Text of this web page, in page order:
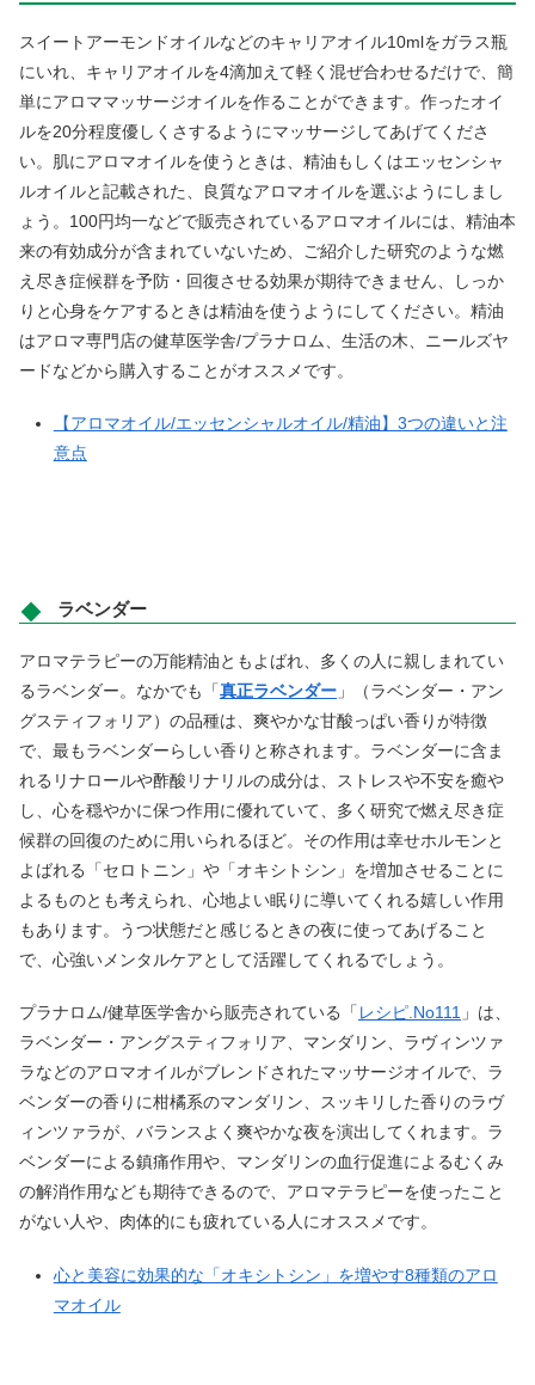
スイートアーモンドオイルなどのキャリアオイル10mlをガラス瓶
にいれ、キャリアオイルを4滴加えて軽く混ぜ合わせるだけで、簡
単にアロママッサージオイルを作ることができます。作ったオイ
ルを20分程度優しくさするようにマッサージしてあげてくださ
い。肌にアロマオイルを使うときは、精油もしくはエッセンシャ
ルオイルと記載された、良質なアロマオイルを選ぶようにしまし
ょう。100円均一などで販売されているアロマオイルには、精油本
来の有効成分が含まれていないため、ご紹介した研究のような燃
え尽き症候群を予防・回復させる効果が期待できません、しっか
りと心身をケアするときは精油を使うようにしてください。精油
はアロマ専門店の健草医学舎/プラナロム、生活の木、ニールズヤ
ードなどから購入することがオススメです。
【アロマオイル/エッセンシャルオイル/精油】3つの違いと注
意点
ラベンダー
アロマテラピーの万能精油ともよばれ、多くの人に親しまれてい
るラベンダー。なかでも「真正ラベンダー 」（ラベンダー・アン
グスティフォリア）の品種は、爽やかな甘酸っぱい香りが特徴
で、最もラベンダーらしい香りと称されます。ラベンダーに含ま
れるリナロールや酢酸リナリルの成分は、ストレスや不安を癒や
し、心を穏やかに保つ作用に優れていて、多く研究で燃え尽き症
候群の回復のために用いられるほど。その作用は幸せホルモンと
よばれる「セロトニン」や「オキシトシン」を増加させることに
よるものとも考えられ、心地よい眠りに導いてくれる嬉しい作用
もあります。うつ状態だと感じるときの夜に使ってあげること
で、心強いメンタルケアとして活躍してくれるでしょう。
プラナロム/健草医学舎から販売されている「 レシピ.No111 」は、
ラベンダー・アングスティフォリア、マンダリン、ラヴィンツァ
ラなどのアロマオイルがブレンドされたマッサージオイルで、ラ
ベンダーの香りに柑橘系のマンダリン、スッキリした香りのラヴ
ィンツァラが、バランスよく爽やかな夜を演出してくれます。ラ
ベンダーによる鎮痛作用や、マンダリンの血行促進によるむくみ
の解消作用なども期待できるので、アロマテラピーを使ったこと
がない人や、肉体的にも疲れている人にオススメです。
心と美容に効果的な「オキシトシン」を増やす8種類のアロ
マオイル